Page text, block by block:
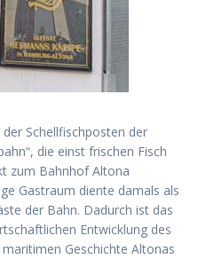
Schellfischposten der
die einst frischen Fisch
zum Bahnhof Altona
Gastraum diente damals als
der Bahn. Dadurch ist das
Entwicklung des
Geschichte Altonas